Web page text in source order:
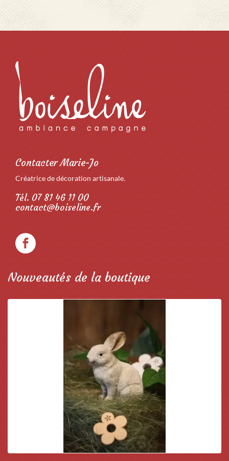
Contacter Marie-Jo
Créatrice de décoration artisanale.
Tél. 07 81 46 11 00
contact@boiseline.fr
Nouveautés de la boutique